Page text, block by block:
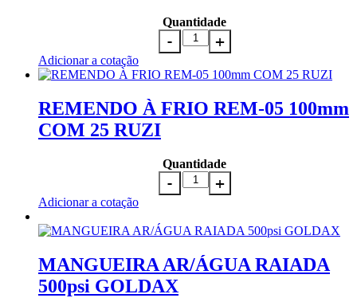
Quantidade
Adicionar a cotação
REMENDO À FRIO REM-05 100mm
COM 25 RUZI
Quantidade
Adicionar a cotação
MANGUEIRA AR/ÁGUA RAIADA
500psi GOLDAX